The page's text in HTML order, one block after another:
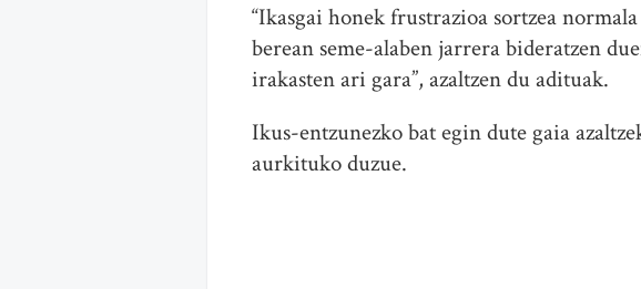
“Ikasgai honek frustrazioa sortzea
berean seme-alaben jarrera bideratzen
irakasten ari gara”, azaltzen du adituak.
Ikus-entzunezko bat egin dute gaia
aurkituko duzue.